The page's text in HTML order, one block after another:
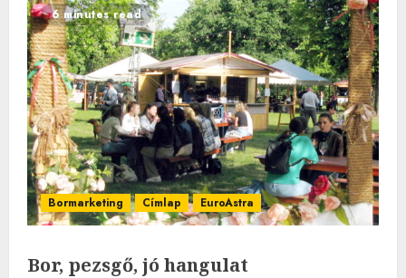
6 minutes read
Bormarketing Címlap EuroAstra
Bor, pezsgő, jó hangulat